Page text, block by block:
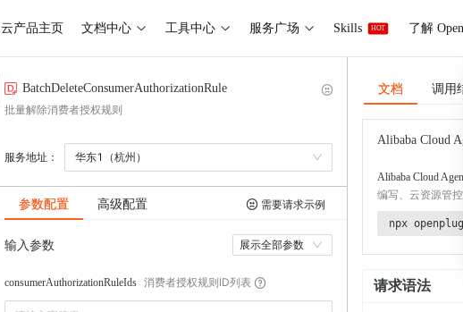
云产品主页 文档中心 工具中心 服务广场 Skills HOT 了解
BatchDeleteConsumerAuthorizationRule
批量解除消费者授权规则
服务地址： 华东1（杭州）
参数配置 高级配置 需要请求示例
输入参数 展示全部参数
consumerAuthorizationRuleIds 消费者授权规则ID列表
文档 调用
Alibaba Cloud
Alibaba Cloud
编写、云资源管
npx
请求语法